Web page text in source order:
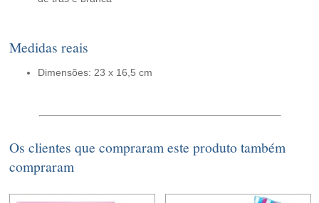
Medidas reais
Dimensões: 23 x 16,5 cm
Os clientes que compraram este produto também
compraram